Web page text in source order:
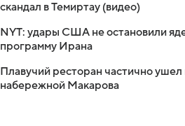
скандал в Темиртау (видео)
NYT: удары США не остановили
программу Ирана
Плавучий ресторан частично ушел
набережной Макарова